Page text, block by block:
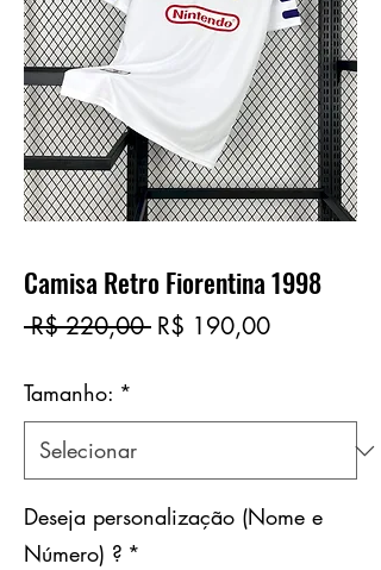
Camisa Retro Fiorentina 1998
R$ 220,00 Preço
R$ 190,00Preço
Tamanho: *
Deseja personalização (Nome e
Número) ? *